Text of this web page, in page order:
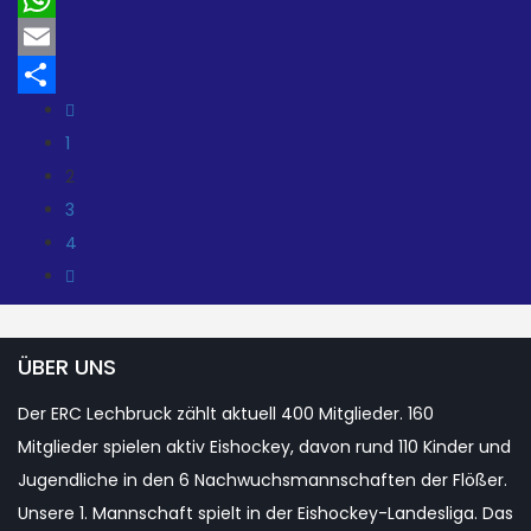
WhatsApp
Email
Teilen
1
2
3
4
ÜBER UNS
Der ERC Lechbruck zählt aktuell 400 Mitglieder. 160
Mitglieder spielen aktiv Eishockey, davon rund 110 Kinder und
Jugendliche in den 6 Nachwuchsmannschaften der Flößer.
Unsere 1. Mannschaft spielt in der Eishockey-Landesliga. Das